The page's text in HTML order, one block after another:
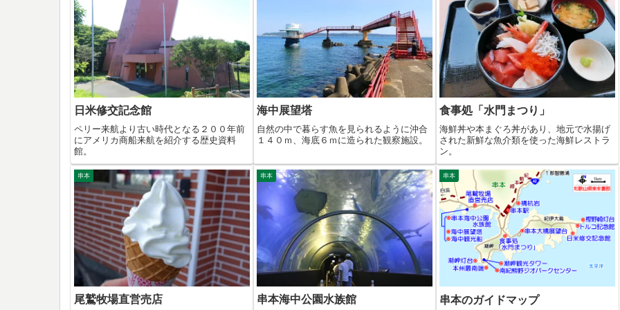
日米修交記念館
ペリー来航より古い時代となる２００年前
にアメリカ商船来航を紹介する歴史資料
館。
海中展望塔
自然の中で暮らす魚を見られるように沖合
１４０ｍ、海底６ｍに造られた観察施設。
食事処「水門まつり」
海鮮丼や本まぐろ丼があり、地元で水揚げ
された新鮮な魚介類を使った海鮮レストラ
ン。
串本
尾鷲牧場直営売店
串本
串本海中公園水族館
串本
串本のガイドマップ